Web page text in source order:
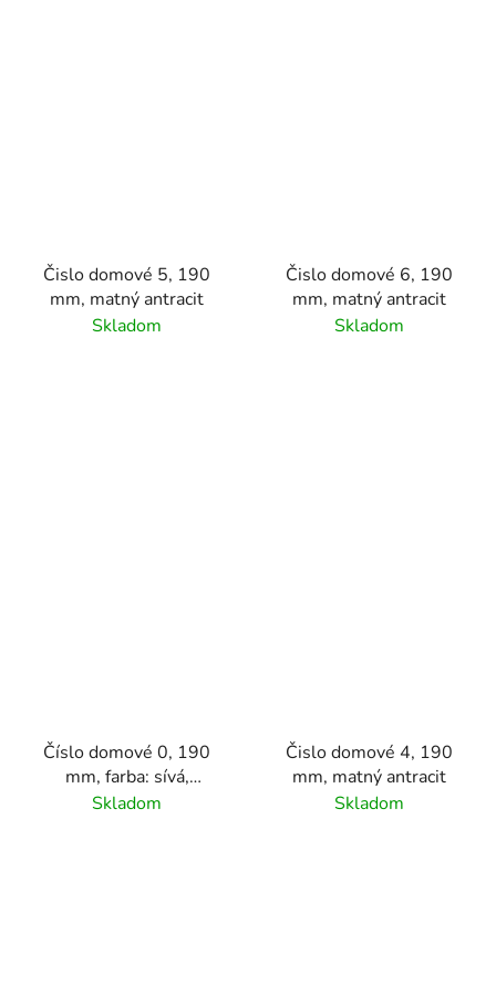
Čislo domové 5, 190
mm, matný antracit
Skladom
Čislo domové 6, 190
mm, matný antracit
Skladom
Číslo domové 0, 190
mm, farba: sívá,
materiál hliník
Skladom
Čislo domové 4, 190
mm, matný antracit
Skladom